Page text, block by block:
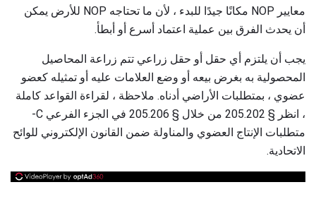
معايير NOP مكانًا جيدًا للبدء ، لأن ما تحتاجه NOP للأرض يمكن
أن يحدث الفرق بين عملية اعتماد أسرع أو أبطأ.
يجب أن يلتزم أي حقل أو حقل زراعي تتم زراعة المحاصيل
المحصولية به بغرض بيعه أو وضع العلامات عليه أو تمثيله كعضو
عضوي ، بمتطلبات الأراضي أدناه. ملاحظة ، لقراءة القواعد كاملة
، انظر § 205.202 من خلال § 205.206 في الجزء الفرعي C-
متطلبات الإنتاج العضوي والمناولة ضمن القانون الإلكتروني للوائح
الاتحادية.